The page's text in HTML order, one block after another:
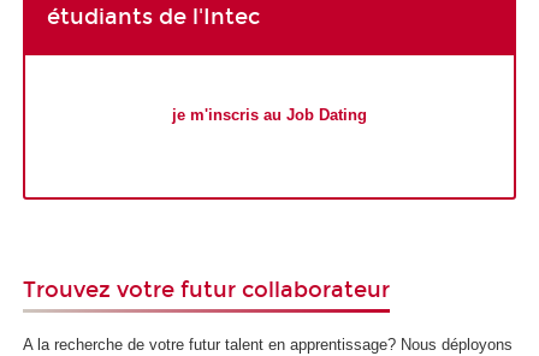
étudiants de l'Intec
je m'inscris au Job Dating
Trouvez votre futur collaborateur
A la recherche de votre futur talent en apprentissage? Nous déployons